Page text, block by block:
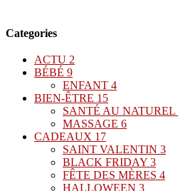
Categories
ACTU 2
BÉBÉ 9
ENFANT 4
BIEN-ÊTRE 15
SANTÉ AU NATUREL
MASSAGE 6
CADEAUX 17
SAINT VALENTIN 3
BLACK FRIDAY 3
FÊTE DES MÈRES 4
HALLOWEEN 3